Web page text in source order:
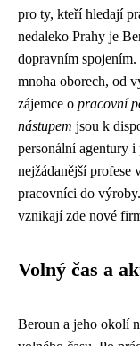
pro ty, kteří hledají
nedaleko Prahy je
dopravním spojením.
mnoha oborech, od
zájemce o pracovní
nástupem jsou k
personální agentury
nejžádanější profese
pracovníci do
vznikají zde nové
Volný čas a
Beroun a jeho okolí